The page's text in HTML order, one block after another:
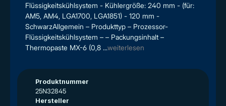
Flüssigkeitskühlsystem - Kühlergröße: 240 mm - (für:
AM5, AM4, LGA1700, LGA1851) - 120 mm -
SchwarzAllgemein – Produkttyp – Prozessor-
Flüssigkeitskühlsystem – – Packungsinhalt –
Thermopaste MX-6 (0,8 ...weiterlesen
Produktnummer
25N32845
Hersteller